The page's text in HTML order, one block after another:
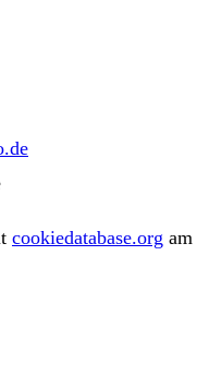
cookiedatabase.org am